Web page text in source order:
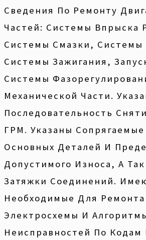
Сведения По Ремонту
Частей: Системы Впрыска
Системы Смазки, Системы
Системы Зажигания,
Системы
Механической Части.
Последовательность
ГРМ. Указаны
Основных Деталей И
Допустимого Износа, А
Затяжки Соединений.
Необходимые Для Ремонта
Электросхемы И
Неисправностей По Кодам